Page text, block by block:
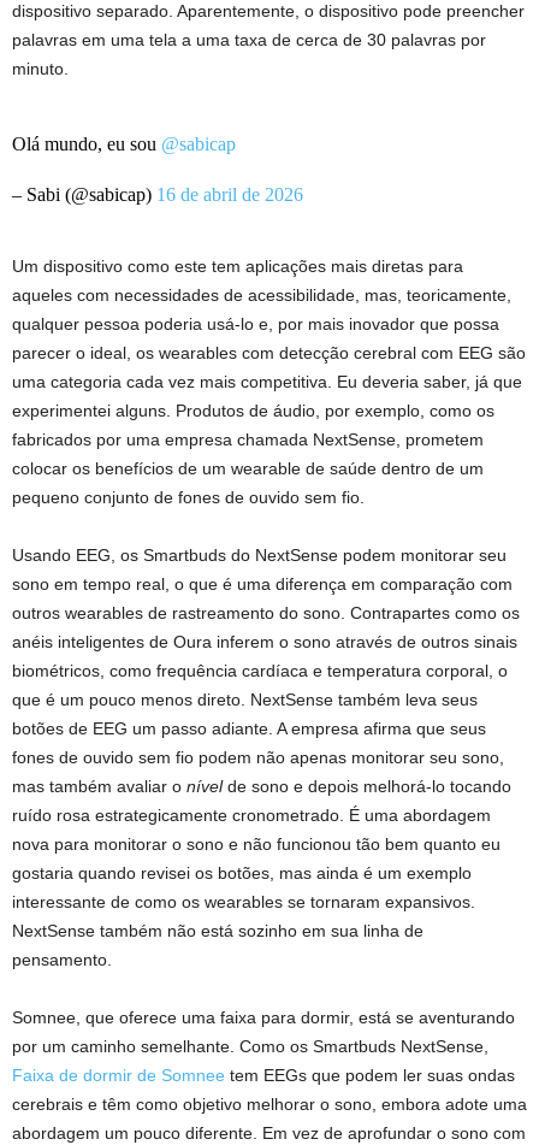
dispositivo separado. Aparentemente, o dispositivo pode preencher
palavras em uma tela a uma taxa de cerca de 30 palavras por
minuto.
Olá mundo, eu sou @sabicap
– Sabi (@sabicap) 16 de abril de 2026
Um dispositivo como este tem aplicações mais diretas para
aqueles com necessidades de acessibilidade, mas, teoricamente,
qualquer pessoa poderia usá-lo e, por mais inovador que possa
parecer o ideal, os wearables com detecção cerebral com EEG são
uma categoria cada vez mais competitiva. Eu deveria saber, já que
experimentei alguns. Produtos de áudio, por exemplo, como os
fabricados por uma empresa chamada NextSense, prometem
colocar os benefícios de um wearable de saúde dentro de um
pequeno conjunto de fones de ouvido sem fio.
Usando EEG, os Smartbuds do NextSense podem monitorar seu
sono em tempo real, o que é uma diferença em comparação com
outros wearables de rastreamento do sono. Contrapartes como os
anéis inteligentes de Oura inferem o sono através de outros sinais
biométricos, como frequência cardíaca e temperatura corporal, o
que é um pouco menos direto. NextSense também leva seus
botões de EEG um passo adiante. A empresa afirma que seus
fones de ouvido sem fio podem não apenas monitorar seu sono,
mas também avaliar o nívelde sono e depois melhorá-lo tocando
ruído rosa estrategicamente cronometrado. É uma abordagem
nova para monitorar o sono e não funcionou tão bem quanto eu
gostaria quando revisei os botões, mas ainda é um exemplo
interessante de como os wearables se tornaram expansivos.
NextSense também não está sozinho em sua linha de
pensamento.
Somnee, que oferece uma faixa para dormir, está se aventurando
por um caminho semelhante. Como os Smartbuds NextSense,
Faixa de dormir de Somnee tem EEGs que podem ler suas ondas
cerebrais e têm como objetivo melhorar o sono, embora adote uma
abordagem um pouco diferente. Em vez de aprofundar o sono com